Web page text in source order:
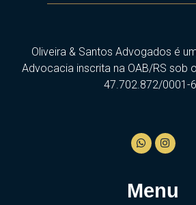
Oliveira & Santos Advogados é
Advocacia inscrita na OAB/RS sob
47.702.872/0001-
Menu